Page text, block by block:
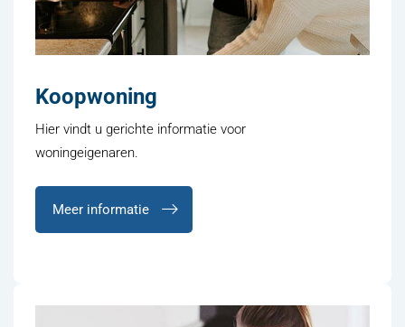
Koopwoning
Hier vindt u gerichte informatie voor
woningeigenaren.
Meer informatie